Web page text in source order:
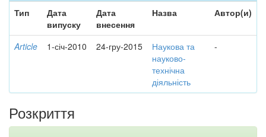
Тип
Дата
випуску
Дата
внесення
Назва Автор(и)
Article 1-січ-2010 24-гру-2015
Наукова та
науково-
технічна
діяльність
-
Розкриття